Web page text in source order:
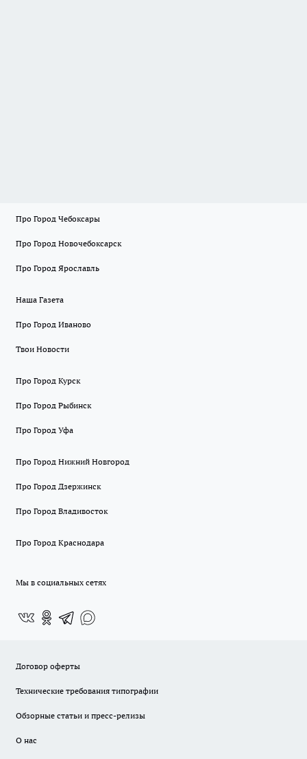
Про Город Чебоксары
Про Город Новочебоксарск
Про Город Ярославль
Наша Газета
Про Город Иваново
Твои Новости
Про Город Курск
Про Город Рыбинск
Про Город Уфа
Про Город Нижний Новгород
Про Город Дзержинск
Про Город Владивосток
Про Город Краснодара
Мы в социальных сетях
Договор оферты
Технические требования типографии
Обзорные статьи и пресс-релизы
О нас